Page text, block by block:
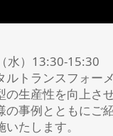
水）13:30-15:30
トランスフォー
の生産性を向上さ
の事例とともにご
たします。